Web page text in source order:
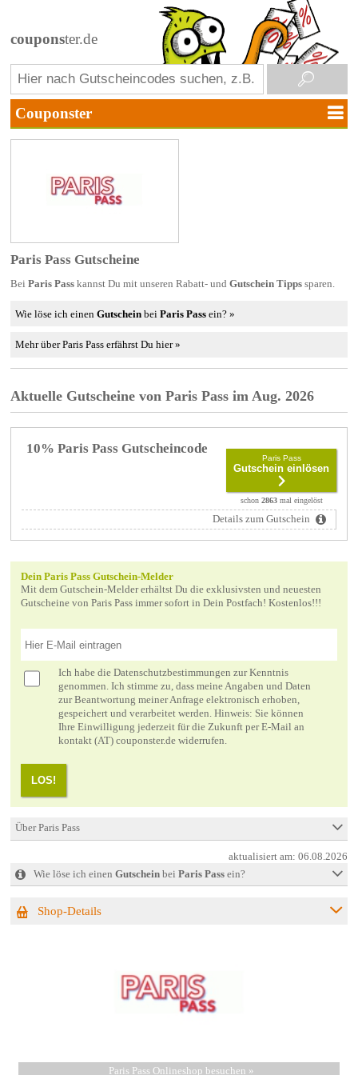
couponster.de
Paris Pass Gutscheine
Bei Paris Passkannst Du mit unseren Rabatt- und Gutschein Tippssparen.
Wie löse ich einenGutschein beiParis Pass ein? »
Mehr über Paris Pass erfährst Du hier »
Aktuelle Gutscheine von Paris Pass im Aug. 2026
10% Paris Pass Gutscheincode
Paris Pass
Gutschein einlösen
schon 2863mal eingelöst
Details zum Gutschein
Dein Paris Pass Gutschein-Melder
Mit dem Gutschein-Melder erhältst Du die exklusivsten und neuesten
Gutscheine von Paris Pass immer sofort in Dein Postfach! Kostenlos!!!
Ich habe die Datenschutzbestimmungen zur Kenntnis
genommen. Ich stimme zu, dass meine Angaben und Daten
zur Beantwortung meiner Anfrage elektronisch erhoben,
gespeichert und verarbeitet werden. Hinweis: Sie können
Ihre Einwilligung jederzeit für die Zukunft per E-Mail an
kontakt (AT) couponster.de widerrufen.
LOS!
Über Paris Pass
aktualisiert am:06.08.2026
Wie löse ich einen Gutscheinbei Paris Passein?
Shop-Details
Paris Pass Onlineshop besuchen »